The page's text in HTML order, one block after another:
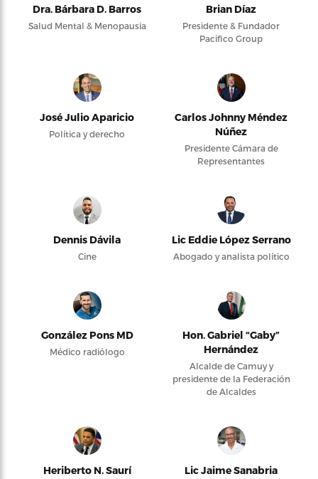
Dra. Bárbara D. Barros
Salud Mental & Menopausia
Brian Díaz
Presidente & Fundador
Pacifico Group
José Julio Aparicio
Política y derecho
Carlos Johnny Méndez
Núñez
Presidente Cámara de
Representantes
Dennis Dávila
Cine
Lic Eddie López Serrano
Abogado y analista político
González Pons MD
Médico radiólogo
Hon. Gabriel “Gaby”
Hernández
Alcalde de Camuy y
presidente de la Federación
de Alcaldes
Heriberto N. Saurí Lic Jaime Sanabria